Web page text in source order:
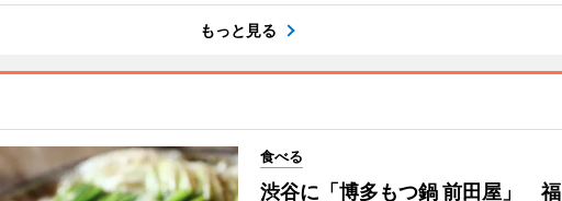
もっと見る
食べる
渋谷に「博多もつ鍋 前田屋」 福